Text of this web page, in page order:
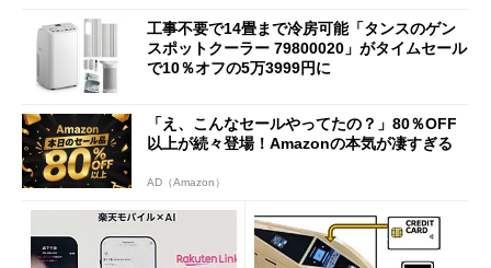
工事不要で14畳まで冷房可能「タンスのゲン
スポットクーラー 79800020」がタイムセール
で10％オフの5万3999円に
「え、こんなセールやってたの？」80％OFF
以上が続々登場！Amazonの本気が凄すぎる
AD（Amazon）